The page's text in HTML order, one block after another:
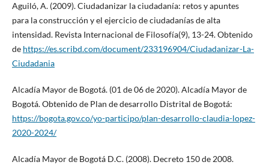
Aguiló, A. (2009). Ciudadanizar la ciudadanía: retos y apuntes
para la construcción y el ejercicio de ciudadanías de alta
intensidad. Revista Internacional de Filosofía(9), 13-24. Obtenido
de https://es.scribd.com/document/233196904/Ciudadanizar-La-
Ciudadania
Alcadía Mayor de Bogotá. (01 de 06 de 2020). Alcadía Mayor de
Bogotá. Obtenido de Plan de desarrollo Distrital de Bogotá:
https://bogota.gov.co/yo-participo/plan-desarrollo-claudia-lopez-
2020-2024/
Alcadía Mayor de Bogotá D.C. (2008). Decreto 150 de 2008.